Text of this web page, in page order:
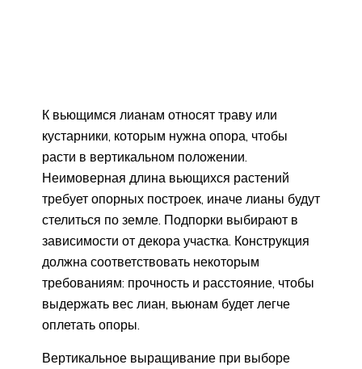
К вьющимся лианам относят траву или
кустарники, которым нужна опора, чтобы
расти в вертикальном положении.
Неимоверная длина вьющихся растений
требует опорных построек, иначе лианы будут
стелиться по земле. Подпорки выбирают в
зависимости от декора участка. Конструкция
должна соответствовать некоторым
требованиям: прочность и расстояние, чтобы
выдержать вес лиан, вьюнам будет легче
оплетать опоры.
Вертикальное выращивание при выборе